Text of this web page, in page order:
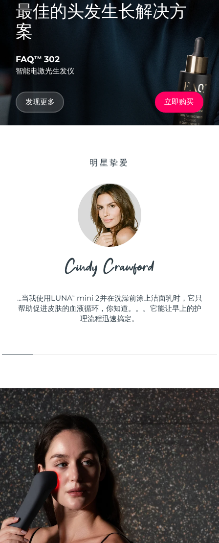
最佳的头发生长解决方
案
FAQTM 302
智能电激光生发仪
发现更多 立即购买
明星挚爱
...当我使用LUNA ™
mini 2并在洗澡前涂上洁面乳时，它只
帮助促进皮肤的血液循环，你知道。。。它能让早上的护
理流程迅速搞定。